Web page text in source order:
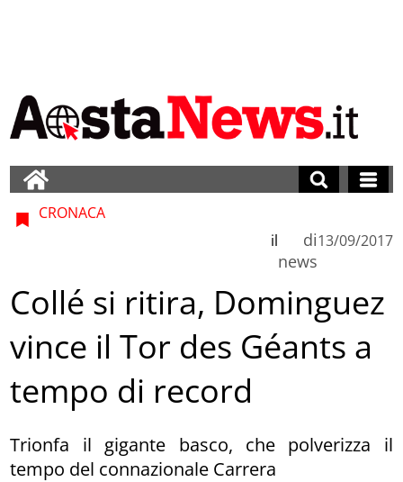
CRONACA
di
news
il 13/09/2017
Collé si ritira, Dominguez
vince il Tor des Géants a
tempo di record
Trionfa il gigante basco, che polverizza il
tempo del connazionale Carrera